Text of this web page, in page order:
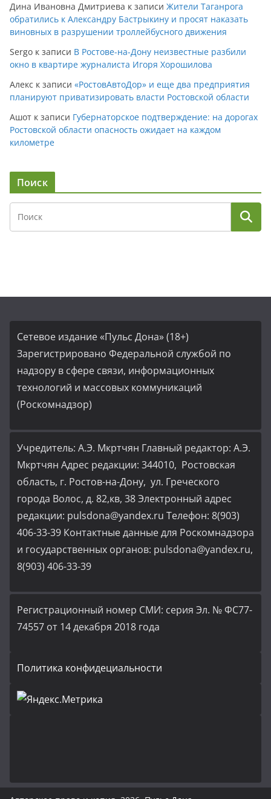
Дина Ивановна Дмитриева к записи Жители Таганрога
обратились к Александру Бастрыкину и просят наказать
виновных в разрушении троллейбусного движения
Sergo к записи В Ростове-на-Дону неизвестные разбили
окно в квартире журналиста Игоря Хорошилова
Алекс к записи «РостовАвтоДор» и еще два предприятия
планируют приватизировать власти Ростовской области
Ашот к записи Губернаторское подтверждение: на дорогах
Ростовской области опасность ожидает на каждом
километре
Поиск
Сетевое издание «Пульс Дона» (18+)
Зарегистрировано Федеральной службой по
надзору в сфере связи, информационных
технологий и массовых коммуникаций
(Роскомнадзор)
Учредитель: А.Э. Мкртчян Главный редактор: А.Э.
Мкртчян Адрес редакции: 344010, Ростовская
область, г. Ростов-на-Дону, ул. Греческого
города Волос, д. 82,кв, 38 Электронный адрес
редакции: pulsdona@yandex.ru Телефон: 8(903)
406-33-39 Контактные данные для Роскомнадзора
и государственных органов: pulsdona@yandex.ru,
8(903) 406-33-39
Регистрационный номер СМИ: серия Эл. № ФС77-
74557 от 14 декабря 2018 года
Политика конфидециальности